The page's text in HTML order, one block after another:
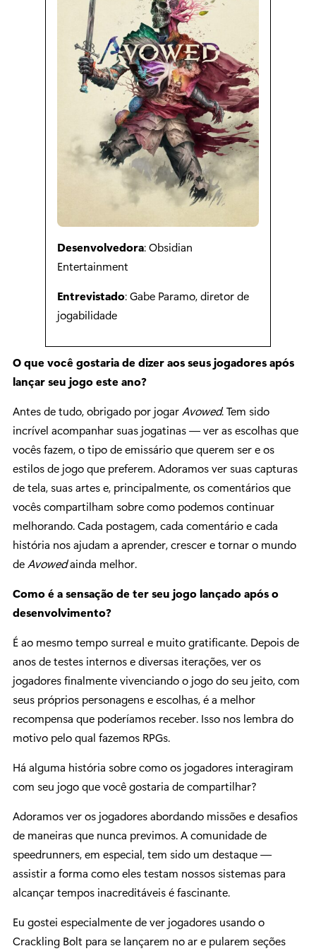
Desenvolvedora: Obsidian
Entertainment
Entrevistado: Gabe Paramo, diretor de
jogabilidade
O que você gostaria de dizer aos seus jogadores após
lançar seu jogo este ano?
Antes de tudo, obrigado por jogar Avowed. Tem sido
incrível acompanhar suas jogatinas — ver as escolhas que
vocês fazem, o tipo de emissário que querem ser e os
estilos de jogo que preferem. Adoramos ver suas capturas
de tela, suas artes e, principalmente, os comentários que
vocês compartilham sobre como podemos continuar
melhorando. Cada postagem, cada comentário e cada
história nos ajudam a aprender, crescer e tornar o mundo
de Avowedainda melhor.
Como é a sensação de ter seu jogo lançado após o
desenvolvimento?
É ao mesmo tempo surreal e muito gratificante. Depois de
anos de testes internos e diversas iterações, ver os
jogadores finalmente vivenciando o jogo do seu jeito, com
seus próprios personagens e escolhas, é a melhor
recompensa que poderíamos receber. Isso nos lembra do
motivo pelo qual fazemos RPGs.
Há alguma história sobre como os jogadores interagiram
com seu jogo que você gostaria de compartilhar?
Adoramos ver os jogadores abordando missões e desafios
de maneiras que nunca previmos. A comunidade de
speedrunners, em especial, tem sido um destaque —
assistir a forma como eles testam nossos sistemas para
alcançar tempos inacreditáveis é fascinante.
Eu gostei especialmente de ver jogadores usando o
Crackling Bolt para se lançarem no ar e pularem seções